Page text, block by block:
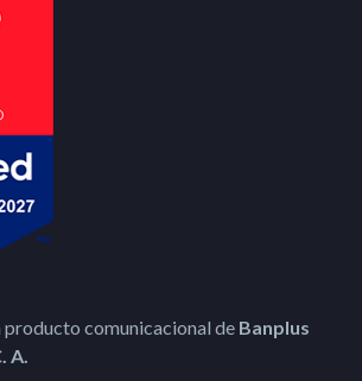
producto comunicacional de Banplus
A.